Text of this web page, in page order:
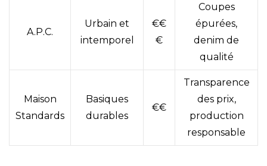
A.P.C.
Urbain et
intemporel
€€
€
Coupes
épurées,
denim de
qualité
Maison
Standards
Basiques
durables
€€
Transparence
des prix,
production
responsable